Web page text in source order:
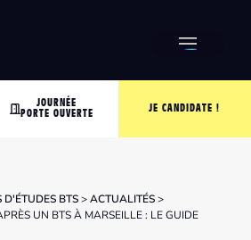
JOURNÉE
PORTE OUVERTE
JE CANDIDATE !
D'ÉTUDES BTS>ACTUALITÉS>
UN BTS À MARSEILLE : LE GUIDE